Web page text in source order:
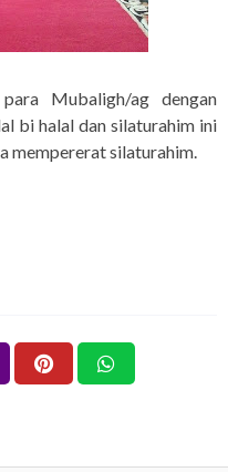
Mubaligh/ag dengan
bi halal dan silaturahim ini
mempererat silaturahim.